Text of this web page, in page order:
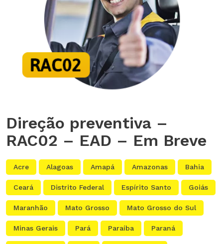
Direção preventiva –
RAC02 – EAD – Em Breve
Acre Alagoas Amapá Amazonas Bahia
Ceará Distrito Federal Espírito Santo Goiás
Maranhão Mato Grosso Mato Grosso do Sul
Minas Gerais Pará Paraíba Paraná